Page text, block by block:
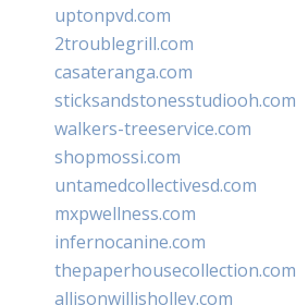
uptonpvd.com
2troublegrill.com
casateranga.com
sticksandstonesstudiooh.com
walkers-treeservice.com
shopmossi.com
untamedcollectivesd.com
mxpwellness.com
infernocanine.com
thepaperhousecollection.com
allisonwillisholley.com